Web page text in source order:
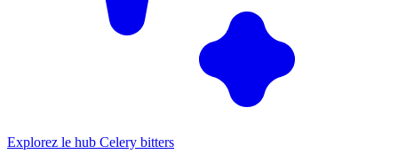
Explorez le hub Celery bitters